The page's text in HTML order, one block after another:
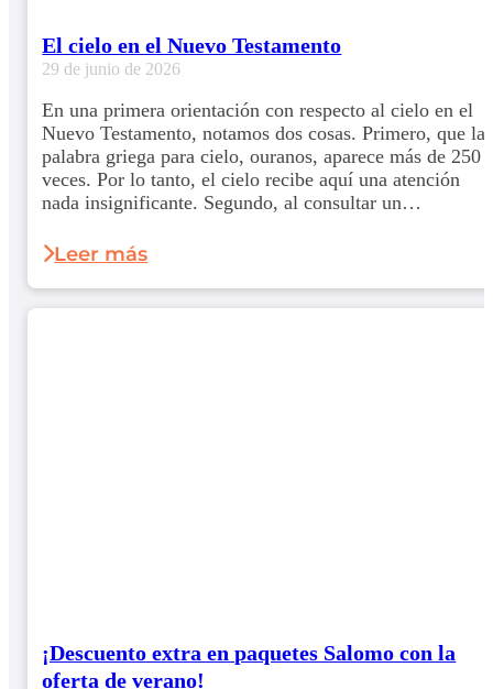
El cielo en el Nuevo Testamento
29 de junio de 2026
En una primera orientación con respecto al cielo en el
Nuevo Testamento, notamos dos cosas. Primero, que la
palabra griega para cielo, ouranos, aparece más de 250
veces. Por lo tanto, el cielo recibe aquí una atención
nada insignificante. Segundo, al consultar un
Leer más
¡Descuento extra en paquetes Salomo con la
oferta de verano!